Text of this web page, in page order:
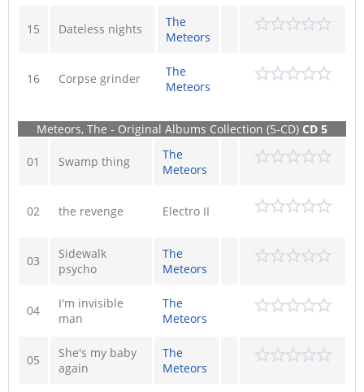
15 Dateless nights
The
Meteors
16 Corpse grinder
The
Meteors
Meteors, The - Original Albums Collection (5-CD) CD 5
01 Swamp thing
The
Meteors
02 the revenge Electro II
03
Sidewalk
psycho
The
Meteors
04
I'm invisible
man
The
Meteors
05
She's my baby
again
The
Meteors